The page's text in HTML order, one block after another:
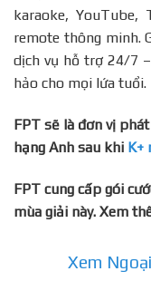
karaoke,
remote thông minh.
dịch vụ hỗ trợ 24/7
hảo cho mọi lứa tuổi.
FPT sẽ là đơn vị
hạng Anh sau khi K+
FPT cung cấp gói
mùa giải này. Xem
Xem